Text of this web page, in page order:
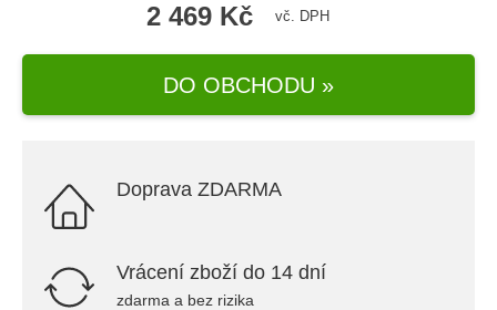
2 469 Kč vč. DPH
DO OBCHODU »
Doprava ZDARMA
Vrácení zboží do 14 dní
zdarma a bez rizika